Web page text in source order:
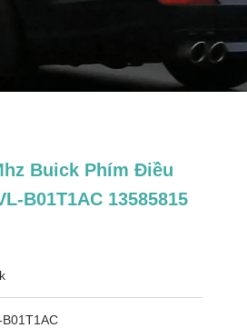
Buick Phím Điều
B01T1AC 13585815
B01T1AC